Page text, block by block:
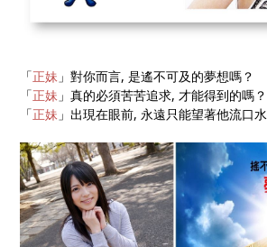
「正妹 」對你而言, 是遙不可及的夢想嗎？
「正妹 」真的必須苦苦追求, 才能得到的嗎？
「正妹 」出現在眼前, 永遠只能望著他流口